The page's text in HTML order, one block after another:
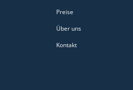
Preise
Über uns
Kontakt